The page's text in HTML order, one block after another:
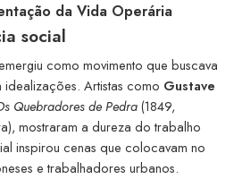
da Vida Operária
social
como movimento que buscava
Artistas como Gustave
Quebradores de Pedra(1849,
mostraram a dureza do trabalho
inspirou cenas que colocavam no
e trabalhadores urbanos.